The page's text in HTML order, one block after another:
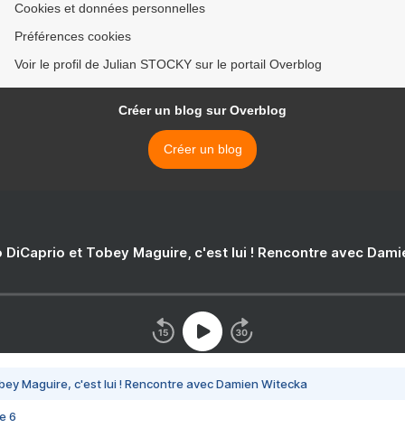
Cookies et données personnelles
Préférences cookies
Voir le profil de Julian STOCKY sur le portail Overblog
Créer un blog sur Overblog
Créer un blog
DiCaprio et Tobey Maguire, c'est lui ! Rencontre avec
Maguire, c'est lui ! Rencontre avec Damien Witecka
6